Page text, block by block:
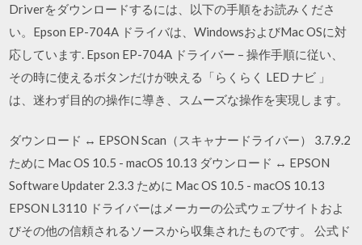
Driverをダウンロードするには、以下の手順をお読みくださ
い。Epson EP-704A ドライバは、WindowsおよびMac OSに対
応しています. Epson EP-704A ドライバー – 操作手順に従い、
その時に使えるボタンだけが映える「らくらく LED ナビ 」
は、迷わず目的の操作に導き、スムーズな操作を実現します。
ダウンロード ↔ EPSON Scan（スキャナードライバー） 3.7.9.2
ために Mac OS 10.5 - macOS 10.13 ダウンロード ↔ EPSON
Software Updater 2.3.3 ために Mac OS 10.5 - macOS 10.13
EPSON L3110 ドライバーはメーカーの公式ウェブサイトおよ
びその他の信頼されるソースから収集されたものです。 公式ド